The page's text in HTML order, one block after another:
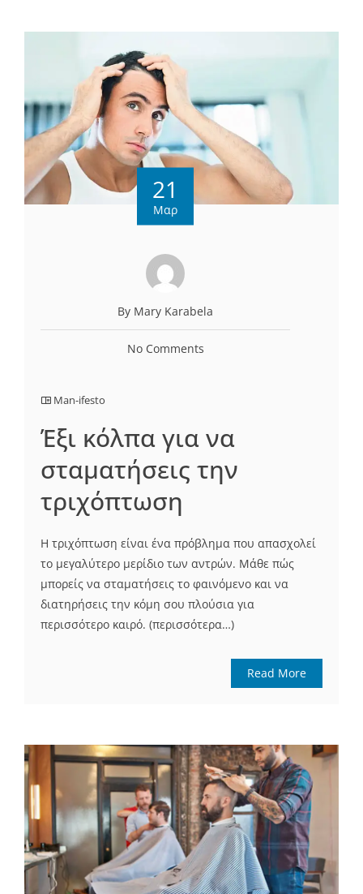
21
Μαρ
By Mary Karabela
No Comments
Man-ifesto
Έξι κόλπα για να
σταματήσεις την
τριχόπτωση
Η τριχόπτωση είναι ένα πρόβλημα που απασχολεί
το μεγαλύτερο μερίδιο των αντρών. Μάθε πώς
μπορείς να σταματήσεις το φαινόμενο και να
διατηρήσεις την κόμη σου πλούσια για
περισσότερο καιρό. (περισσότερα…)
Read More